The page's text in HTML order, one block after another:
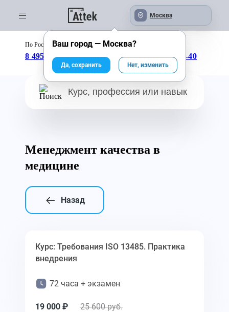
Москва
По России бесплатно:
8 495 246-04-43 8 800 333-25-40
Менеджмент качества в
медицине
Назад
Курс: Требования ISO 13485. Практика
внедрения
72 часа + экзамен
19 000 ₽ 25 600 руб.
Ваш город — Москва?
Да, сохранить Нет, изменить